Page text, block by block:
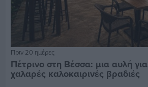
Πριν 20 ημέρες
Πέτρινο στη Βέσσα: μια αυλή
χαλαρές καλοκαιρινές βραδιές